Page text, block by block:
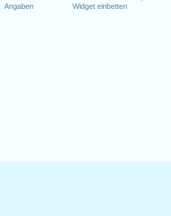
Angaben
Widget einbetten